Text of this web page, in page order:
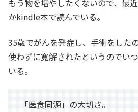
かkindle本で読んでいる。
35歳でがんを発症し、手術をした
使わずに寛解されたというのでい
いる。
「医食同源」の大切さ。